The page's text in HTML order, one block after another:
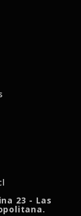
23 - Las